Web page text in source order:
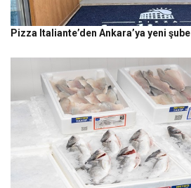
Pizza Italiante’den Ankara’ya yeni şube